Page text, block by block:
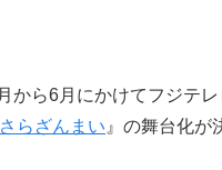
から6月にかけてフジテ
さらざんまい 』の舞台化が